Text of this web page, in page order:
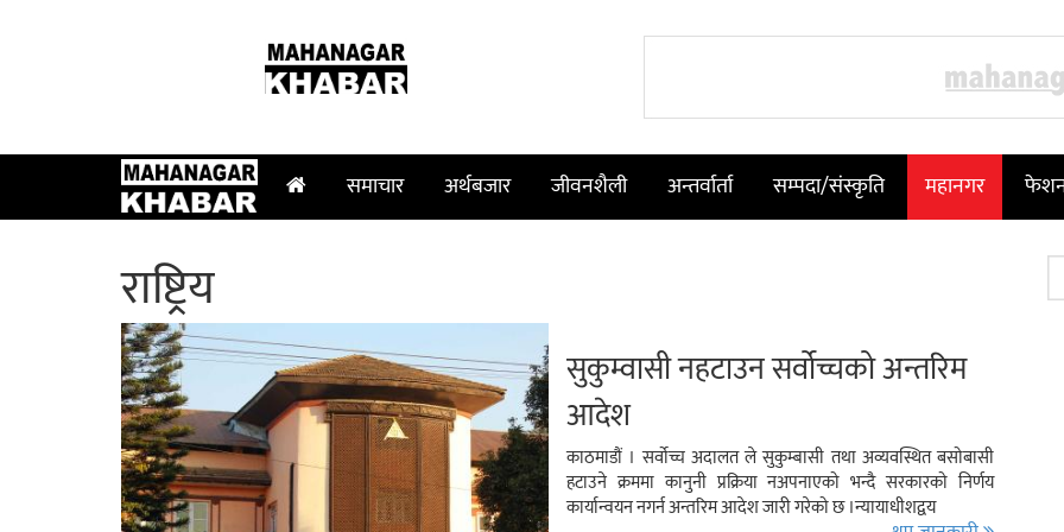
समाचार अर्थबजार जीवनशैली अन्तर्वार्ता सम्पदा/संस्कृति महानगर
राष्ट्रिय
सुकुम्वासी नहटाउन सर्वोच्चको अन्तरिम
आदेश
काठमाडौं । सर्वोच्च अदालत ले सुकुम्बासी तथा अव्यवस्थित बसोबासी
हटाउने क्रममा कानुनी प्रक्रिया नअपनाएको भन्दै सरकारको निर्णय
कार्यान्वयन नगर्न अन्तरिम आदेश जारी गरेको छ ।न्यायाधीशद्वय